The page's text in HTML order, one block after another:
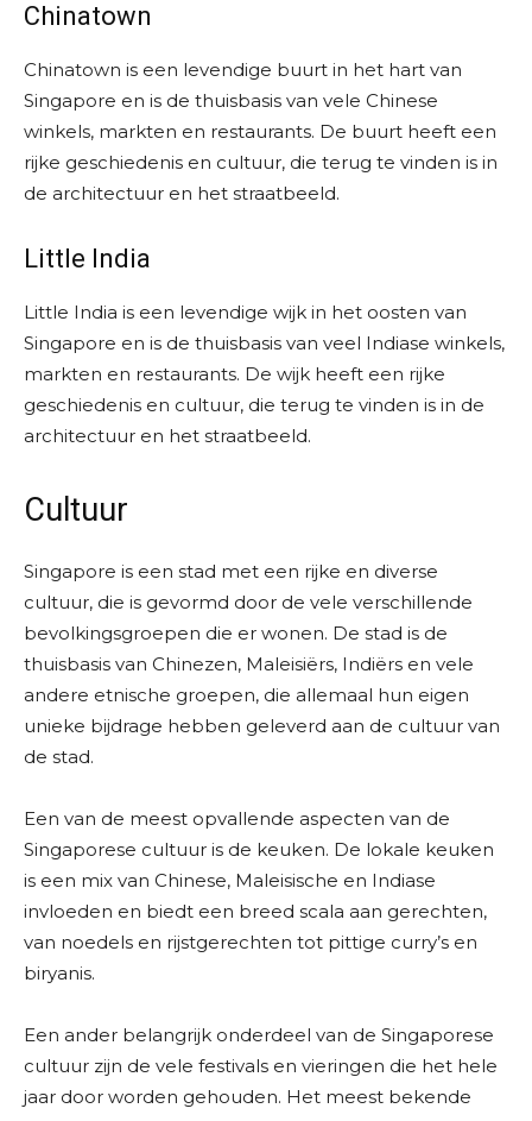
Chinatown
Chinatown is een levendige buurt in het hart van
Singapore en is de thuisbasis van vele Chinese
winkels, markten en restaurants. De buurt heeft een
rijke geschiedenis en cultuur, die terug te vinden is in
de architectuur en het straatbeeld.
Little India
Little India is een levendige wijk in het oosten van
Singapore en is de thuisbasis van veel Indiase winkels,
markten en restaurants. De wijk heeft een rijke
geschiedenis en cultuur, die terug te vinden is in de
architectuur en het straatbeeld.
Cultuur
Singapore is een stad met een rijke en diverse
cultuur, die is gevormd door de vele verschillende
bevolkingsgroepen die er wonen. De stad is de
thuisbasis van Chinezen, Maleisiërs, Indiërs en vele
andere etnische groepen, die allemaal hun eigen
unieke bijdrage hebben geleverd aan de cultuur van
de stad.
Een van de meest opvallende aspecten van de
Singaporese cultuur is de keuken. De lokale keuken
is een mix van Chinese, Maleisische en Indiase
invloeden en biedt een breed scala aan gerechten,
van noedels en rijstgerechten tot pittige curry’s en
biryanis.
Een ander belangrijk onderdeel van de Singaporese
cultuur zijn de vele festivals en vieringen die het hele
jaar door worden gehouden. Het meest bekende